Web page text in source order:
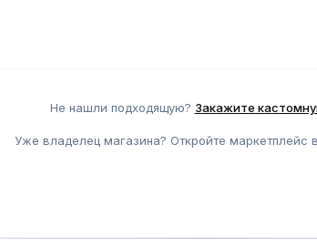
Не нашли подходящую? Закажите
Уже владелец магазина? Откройте маркетплейс